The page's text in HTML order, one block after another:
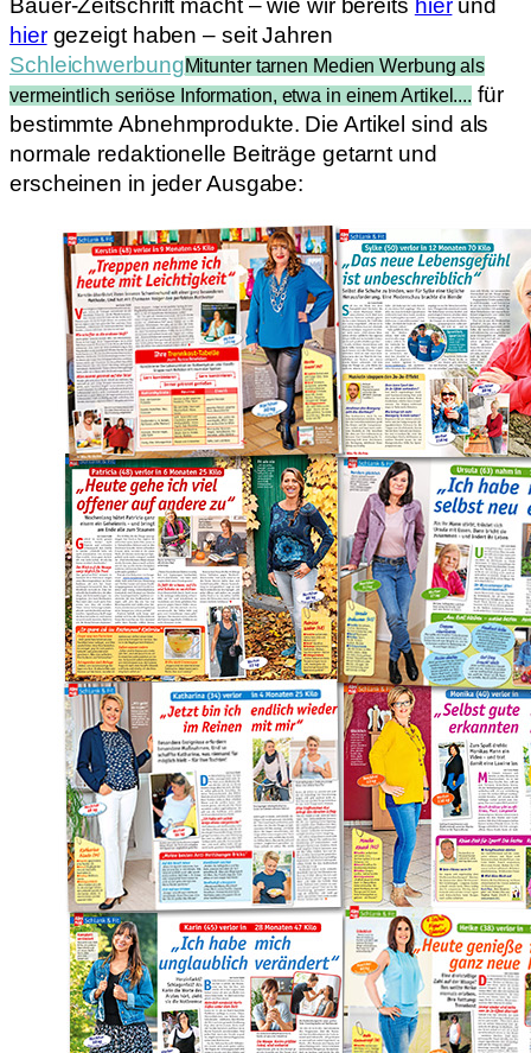
Bauer-Zeitschrift macht – wie wir bereits hierund
hiergezeigt haben – seit Jahren
SchleichwerbungMitunter tarnen Medien Werbung als
vermeintlich seriöse Information, etwa in einem Artikel.... für
bestimmte Abnehmprodukte. Die Artikel sind als
normale redaktionelle Beiträge getarnt und
erscheinen in jeder Ausgabe: